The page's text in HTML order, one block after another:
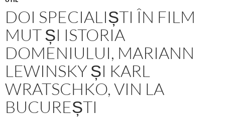
DOI SPECIALIȘTI ÎN FILM
MUT ȘI ISTORIA
DOMENIULUI, MARIANN
LEWINSKY ȘI KARL
WRATSCHKO, VIN LA
BUCUREȘTI